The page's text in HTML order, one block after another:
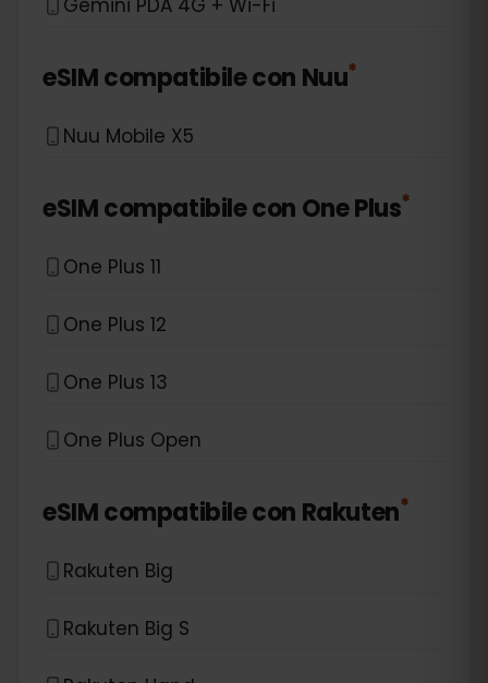
eSIM compatibile con Nuu*
Nuu Mobile X5
eSIM compatibile con One Plus*
One Plus 11
One Plus 12
One Plus 13
One Plus Open
eSIM compatibile con Rakuten*
Rakuten Big
Rakuten Big S